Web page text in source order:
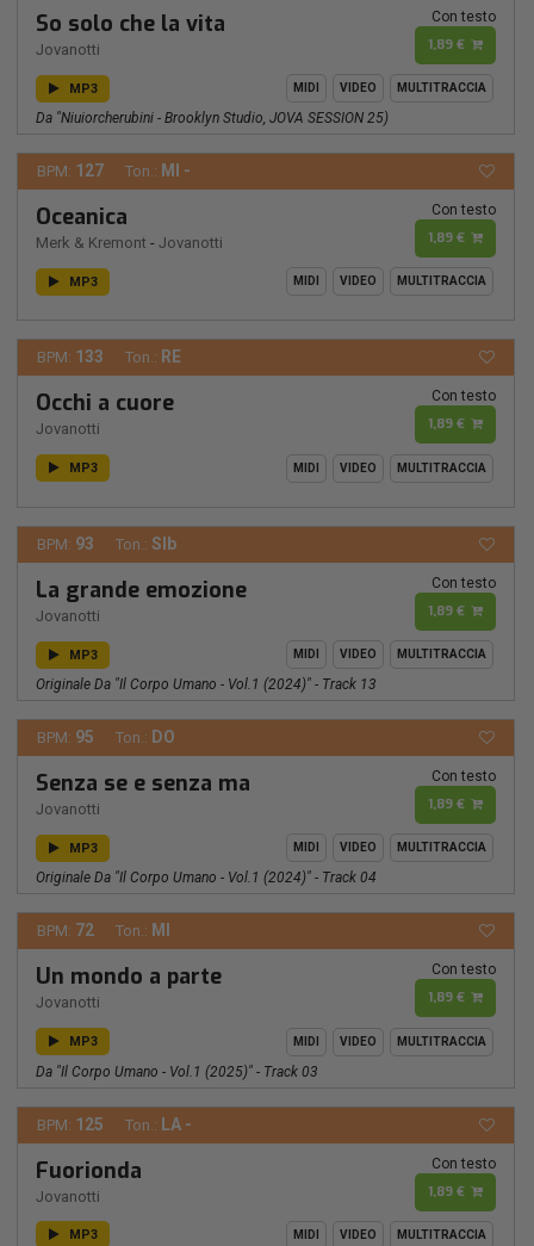
So solo che la vita
Jovanotti
Con testo
1,89 €
MP3 MIDI VIDEO MULTITRACCIA
Da "Niuiorcherubini - Brooklyn Studio, JOVA SESSION 25)
BPM: 127 Ton.: MI -
Oceanica
Merk & Kremont - Jovanotti
Con testo
1,89 €
MP3 MIDI VIDEO MULTITRACCIA
BPM: 133 Ton.: RE
Occhi a cuore
Jovanotti
Con testo
1,89 €
MP3 MIDI VIDEO MULTITRACCIA
BPM: 93 Ton.: SIb
La grande emozione
Jovanotti
Con testo
1,89 €
MP3 MIDI VIDEO MULTITRACCIA
Originale Da "Il Corpo Umano - Vol.1 (2024)" - Track 13
BPM: 95 Ton.: DO
Senza se e senza ma
Jovanotti
Con testo
1,89 €
MP3 MIDI VIDEO MULTITRACCIA
Originale Da "Il Corpo Umano - Vol.1 (2024)" - Track 04
BPM: 72 Ton.: MI
Un mondo a parte
Jovanotti
Con testo
1,89 €
MP3 MIDI VIDEO MULTITRACCIA
Da "Il Corpo Umano - Vol.1 (2025)" - Track 03
BPM: 125 Ton.: LA -
Fuorionda
Jovanotti
Con testo
1,89 €
MP3 MIDI VIDEO MULTITRACCIA